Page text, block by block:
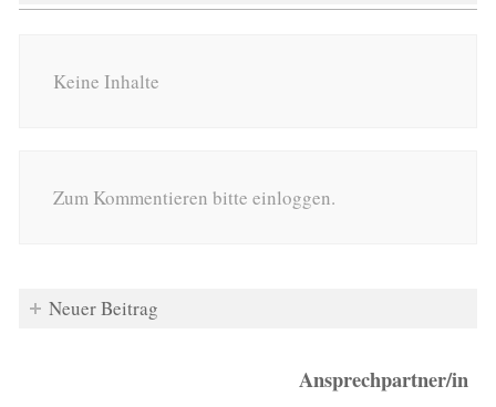
Keine Inhalte
Zum Kommentieren bitte einloggen.
Neuer Beitrag
Ansprechpartner/in